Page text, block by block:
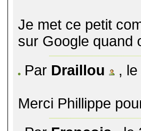
Je met ce petit
sur Google quand
Par Draillou ,
Merci Phillippe